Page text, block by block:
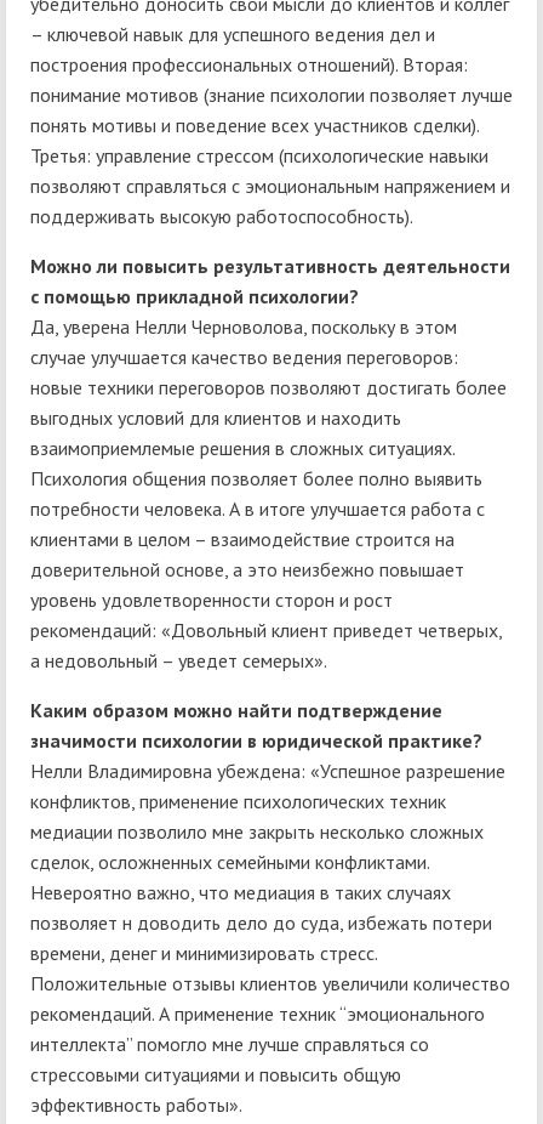
– ключевой навык для успешного ведения дел и
построения профессиональных отношений). Вторая:
понимание мотивов (знание психологии позволяет лучше
понять мотивы и поведение всех участников сделки).
Третья: управление стрессом (психологические навыки
позволяют справляться с эмоциональным напряжением и
поддерживать высокую работоспособность).
Можно ли повысить результативность деятельности
с помощью прикладной психологии?
Да, уверена Нелли Черноволова, поскольку в этом
случае улучшается качество ведения переговоров:
новые техники переговоров позволяют достигать более
выгодных условий для клиентов и находить
взаимоприемлемые решения в сложных ситуациях.
Психология общения позволяет более полно выявить
потребности человека. А в итоге улучшается работа с
клиентами в целом – взаимодействие строится на
доверительной основе, а это неизбежно повышает
уровень удовлетворенности сторон и рост
рекомендаций: «Довольный клиент приведет четверых,
а недовольный – уведет семерых».
Каким образом можно найти подтверждение
значимости психологии в юридической практике?
Нелли Владимировна убеждена: «Успешное разрешение
конфликтов, применение психологических техник
медиации позволило мне закрыть несколько сложных
сделок, осложненных семейными конфликтами.
Невероятно важно, что медиация в таких случаях
позволяет н доводить дело до суда, избежать потери
времени, денег и минимизировать стресс.
Положительные отзывы клиентов увеличили количество
рекомендаций. А применение техник “эмоционального
интеллекта” помогло мне лучше справляться со
стрессовыми ситуациями и повысить общую
эффективность работы».